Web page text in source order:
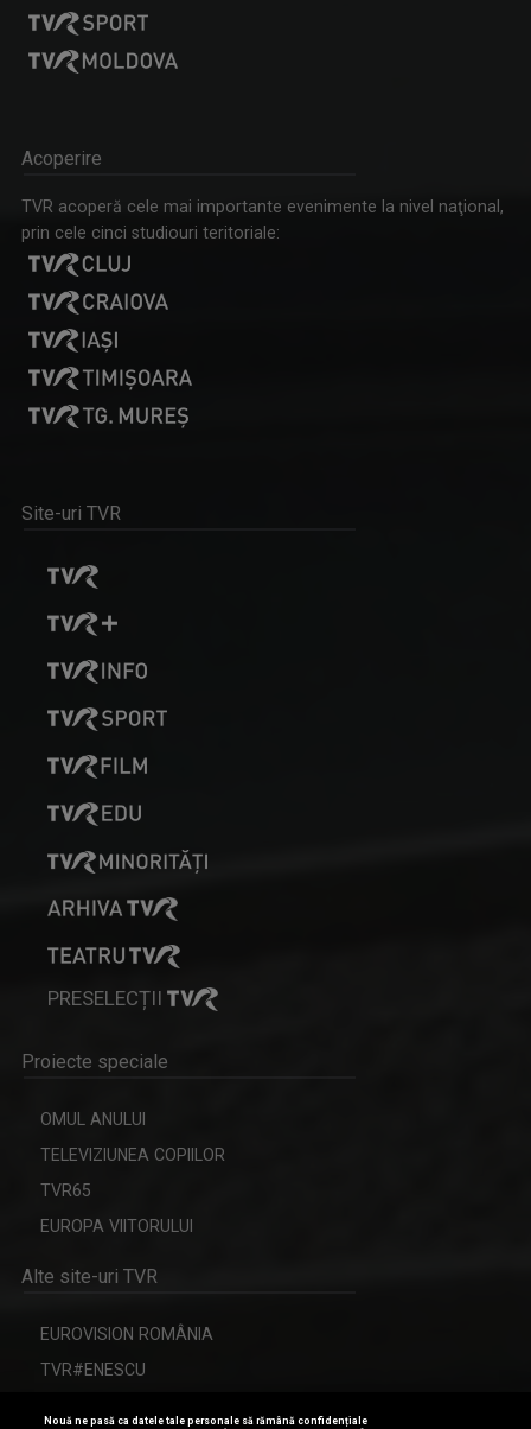
CĂLĂTORIE CU GUST
O călătorie culinară ce ne conectează cu ...
Emisiune care explorează bogăția ...
IA ȘI DESCOPERĂ
FAMILION
Magazin de familie și divertisment
Realizator de emisiuni şi prezentator la TVR ...
LAURA LUCESCU
ANCA MEDELEANU
La TVR Iaşi, Anca realizează emisiunea "PLAY". ...
DAN TROFIN
Acoperire
TVR acoperă cele mai importante evenimente la nivel naţional,
prin cele cinci studiouri teritoriale:
Site-uri TVR
PRESELECȚII
Proiecte speciale
OMUL ANULUI
TELEVIZIUNEA COPIILOR
TVR65
EUROPA VIITORULUI
Alte site-uri TVR
EUROVISION ROMÂNIA
TVR#ENESCU
Nouă ne pasă ca datele tale personale să rămână confidențiale